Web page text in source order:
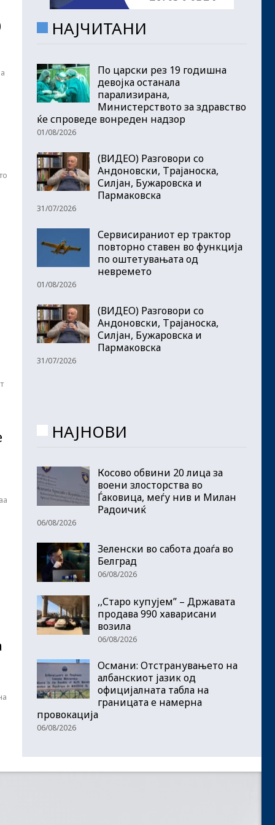
НАЈЧИТАНИ
По царски рез 19 годишна
девојка останала
парализирана,
Министерството за здравство
ќе спроведе вонреден надзор
01/08/2026
(ВИДЕО) Разговори со
Андоновски, Трајаноска,
Силјан, Бужаровска и
Пармаковска
31/07/2026
Сервисираниот ер трактор
повторно ставен во функција
по оштетувањата од
невремето
01/08/2026
(ВИДЕО) Разговори со
Андоновски, Трајаноска,
Силјан, Бужаровска и
Пармаковска
31/07/2026
НАЈНОВИ
Косово обвини 20 лица за
воени злосторства во
Ѓаковица, меѓу нив и Милан
Радоичиќ
06/08/2026
Зеленски во сабота доаѓа во
Белград
06/08/2026
,,Старо купујем” – Државата
продава 990 хаварисани
возила
06/08/2026
Османи: Отстранувањето на
албанскиот јазик од
официјалната табла на
границата е намерна
провокација
06/08/2026